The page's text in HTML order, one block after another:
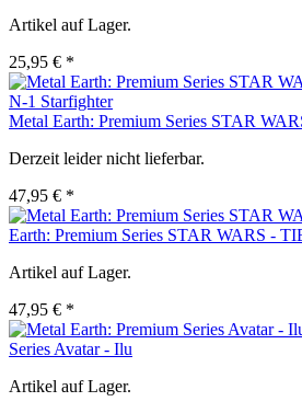
Artikel auf Lager.
25,95 € *
Metal Earth: Premium Series STAR
Derzeit leider nicht lieferbar.
47,95 € *
Earth: Premium Series STAR WARS -
Artikel auf Lager.
47,95 € *
Series Avatar - Ilu
Artikel auf Lager.